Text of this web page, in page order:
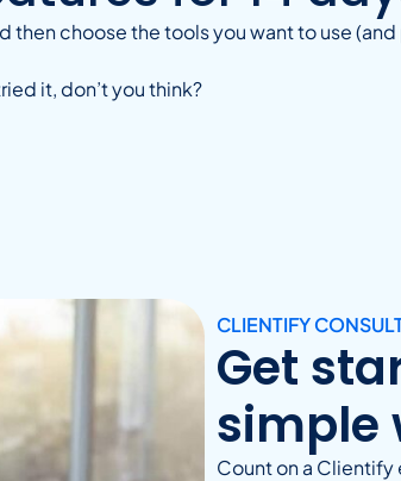
then choose the tools you want to use (and
it, don’t you think?
CLIENTIFY
Get
simple
Count on a Clientify